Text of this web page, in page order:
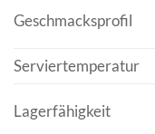
Geschmacksprofil
Serviertemperatur
Lagerfähigkeit